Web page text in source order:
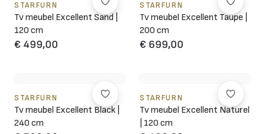
STARFURN
Tv meubel Excellent Sand |
120 cm
€ 499,00
STARFURN
Tv meubel Excellent Taupe |
200 cm
€ 699,00
STARFURN
Tv meubel Excellent Black |
240 cm
STARFURN
Tv meubel Excellent Naturel
| 120 cm